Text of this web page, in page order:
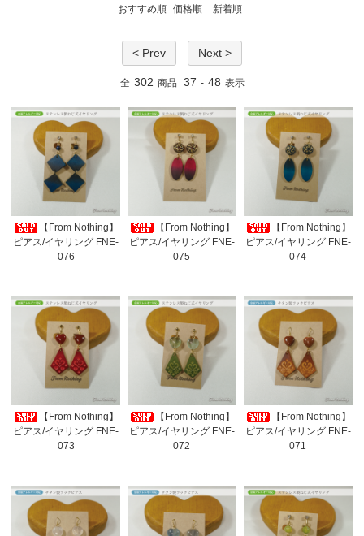
おすすめ順 価格順 新着順
< Prev Next >
全 302 商品 37 - 48 表示
【From Nothing】
ピアス/イヤリング FNE-
076
【From Nothing】
ピアス/イヤリング FNE-
075
【From Nothing】
ピアス/イヤリング FNE-
074
【From Nothing】
ピアス/イヤリング FNE-
073
【From Nothing】
ピアス/イヤリング FNE-
072
【From Nothing】
ピアス/イヤリング FNE-
071